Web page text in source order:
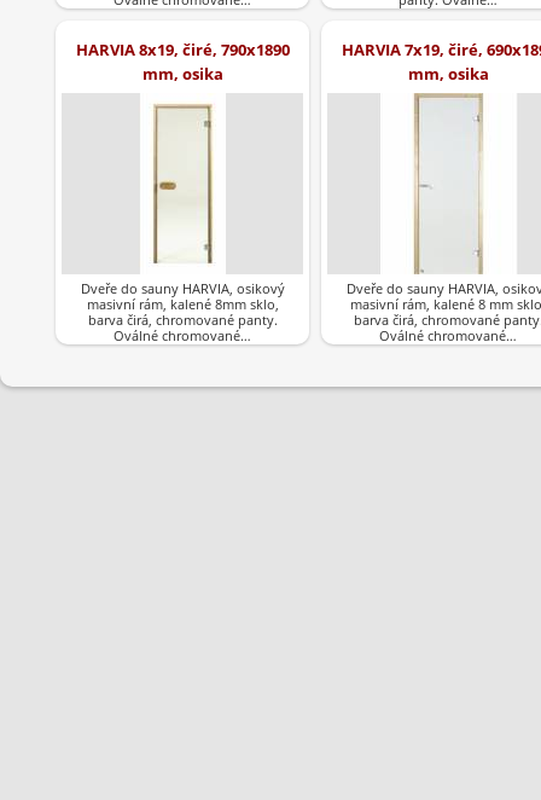
HARVIA 8x19, čiré, 790x1890
mm, osika
Dveře do sauny HARVIA, osikový
masivní rám, kalené 8mm sklo,
barva čirá, chromované panty.
Oválné chromované…
HARVIA 7x19, čiré,
mm, osika
Dveře do sauny HARVIA,
masivní rám, kalené 8 mm
barva čirá, chromované
Oválné chromované…